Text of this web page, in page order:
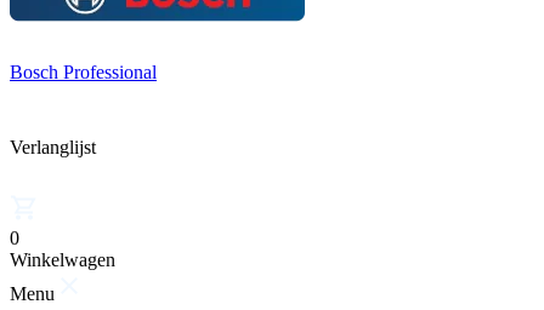
Bosch Professional
Verlanglijst
0
Winkelwagen
Menu